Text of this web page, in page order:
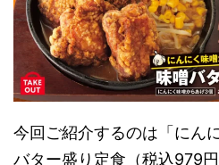
今回ご紹介するのは「にん
バター盛り定食（税込979